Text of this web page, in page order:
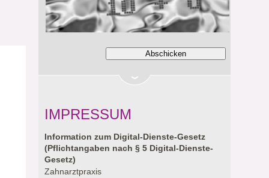
IMPRESSUM
Information zum Digital-Dienste-Gesetz
(Pflichtangaben nach § 5 Digital-Dienste-
Gesetz)
Zahnarztpraxis